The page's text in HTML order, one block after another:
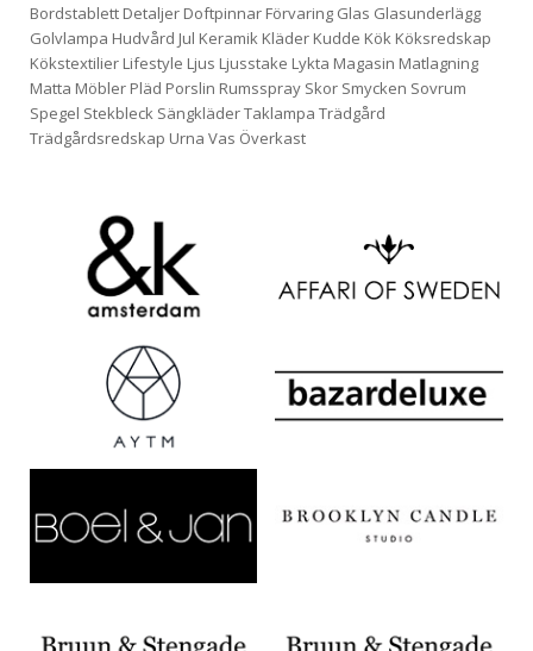
Bordstablett Detaljer Doftpinnar Förvaring Glas Glasunderlägg
Golvlampa Hudvård Jul Keramik Kläder Kudde Kök Köksredskap
Kökstextilier Lifestyle Ljus Ljusstake Lykta Magasin Matlagning
Matta Möbler Pläd Porslin Rumsspray Skor Smycken Sovrum
Spegel Stekbleck SängkläderTaklampa Trädgård
Trädgårdsredskap Urna Vas Överkast